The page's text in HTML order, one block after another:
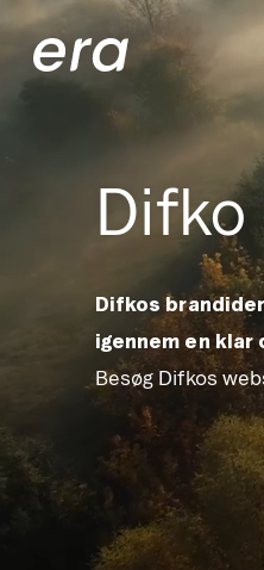
Generaxion
Difko
Difkos
igennem en klar
Besøg Difkos